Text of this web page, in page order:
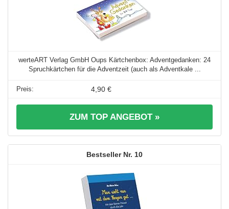
werteART Verlag GmbH Oups Kärtchenbox: Adventgedanken: 24
Spruchkärtchen für die Adventzeit (auch als Adventkale ...
4,90 €
ZUM TOP ANGEBOT »
10